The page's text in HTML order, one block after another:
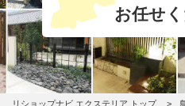
お任せ
リショップナビ エクステリア トップ